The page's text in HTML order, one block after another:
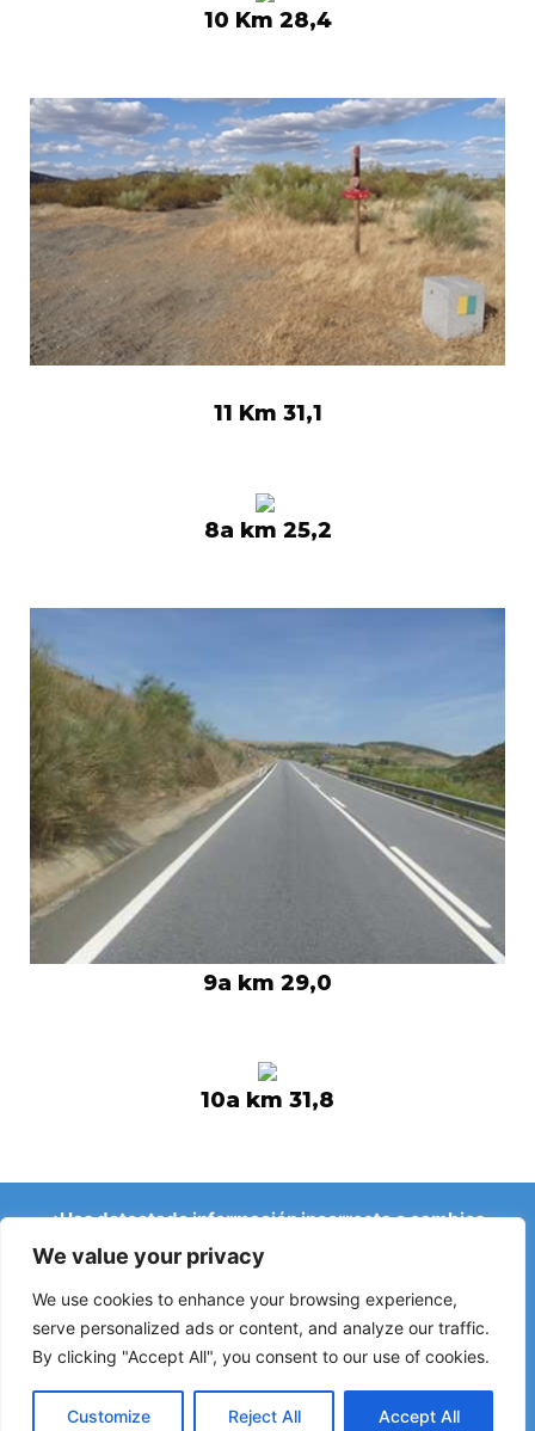
We value your privacy
We use cookies to enhance your browsing experience,
serve personalized ads or content, and analyze our traffic.
By clicking "Accept All", you consent to our use of cookies.
Customize Reject All Accept All
10 Km 28,4
11 Km 31,1
8a km 25,2
9a km 29,0
10a km 31,8
¿Has detectado información incorrecta o cambios
recientes en el Camino?
Avisos sobre albergues cerrados, inundaciones, desvíos,
obras u otros cambios ayudan a mantener la guía
actualizada.
Si puedes, indica la etapa correspondiente.